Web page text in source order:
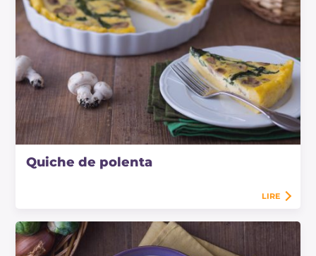
Quiche de polenta
LIRE